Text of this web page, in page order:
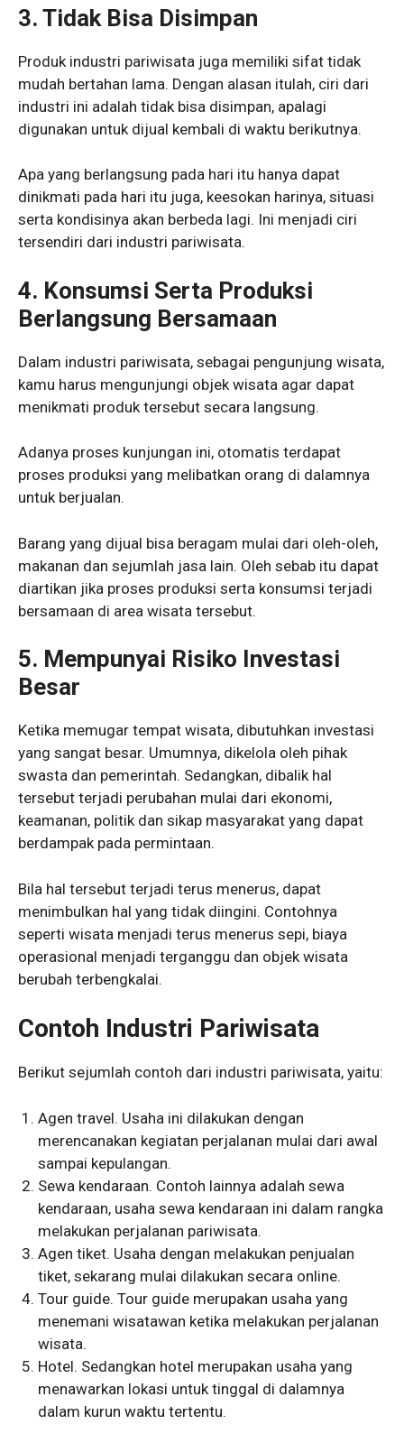
3. Tidak Bisa Disimpan
Produk industri pariwisata juga memiliki sifat tidak
mudah bertahan lama. Dengan alasan itulah, ciri dari
industri ini adalah tidak bisa disimpan, apalagi
digunakan untuk dijual kembali di waktu berikutnya.
Apa yang berlangsung pada hari itu hanya dapat
dinikmati pada hari itu juga, keesokan harinya, situasi
serta kondisinya akan berbeda lagi. Ini menjadi ciri
tersendiri dari industri pariwisata.
4. Konsumsi Serta Produksi
Berlangsung Bersamaan
Dalam industri pariwisata, sebagai pengunjung wisata,
kamu harus mengunjungi objek wisata agar dapat
menikmati produk tersebut secara langsung.
Adanya proses kunjungan ini, otomatis terdapat
proses produksi yang melibatkan orang di dalamnya
untuk berjualan.
Barang yang dijual bisa beragam mulai dari oleh-oleh,
makanan dan sejumlah jasa lain. Oleh sebab itu dapat
diartikan jika proses produksi serta konsumsi terjadi
bersamaan di area wisata tersebut.
5. Mempunyai Risiko Investasi
Besar
Ketika memugar tempat wisata, dibutuhkan investasi
yang sangat besar. Umumnya, dikelola oleh pihak
swasta dan pemerintah. Sedangkan, dibalik hal
tersebut terjadi perubahan mulai dari ekonomi,
keamanan, politik dan sikap masyarakat yang dapat
berdampak pada permintaan.
Bila hal tersebut terjadi terus menerus, dapat
menimbulkan hal yang tidak diingini. Contohnya
seperti wisata menjadi terus menerus sepi, biaya
operasional menjadi terganggu dan objek wisata
berubah terbengkalai.
Contoh Industri Pariwisata
Berikut sejumlah contoh dari industri pariwisata, yaitu:
Agen travel. Usaha ini dilakukan dengan
merencanakan kegiatan perjalanan mulai dari awal
sampai kepulangan.
Sewa kendaraan. Contoh lainnya adalah sewa
kendaraan, usaha sewa kendaraan ini dalam rangka
melakukan perjalanan pariwisata.
Agen tiket. Usaha dengan melakukan penjualan
tiket, sekarang mulai dilakukan secara online.
Tour guide. Tour guide merupakan usaha yang
menemani wisatawan ketika melakukan perjalanan
wisata.
Hotel. Sedangkan hotel merupakan usaha yang
menawarkan lokasi untuk tinggal di dalamnya
dalam kurun waktu tertentu.